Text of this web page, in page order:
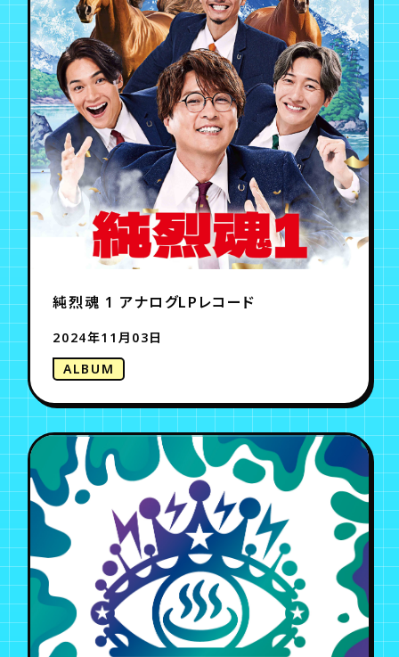
純烈魂 1 アナログLPレコード
2024年11月03日
ALBUM